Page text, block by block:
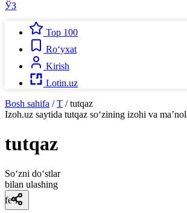
ЎЗ
Top 100
Ro‘yxat
Kirish
Lotin.uz
Bosh sahifa / T / tutqaz
Izoh.uz saytida tutqaz so‘zining izohi va
tutqaz
So‘zni do‘stlar
bilan ulashing
fe’l